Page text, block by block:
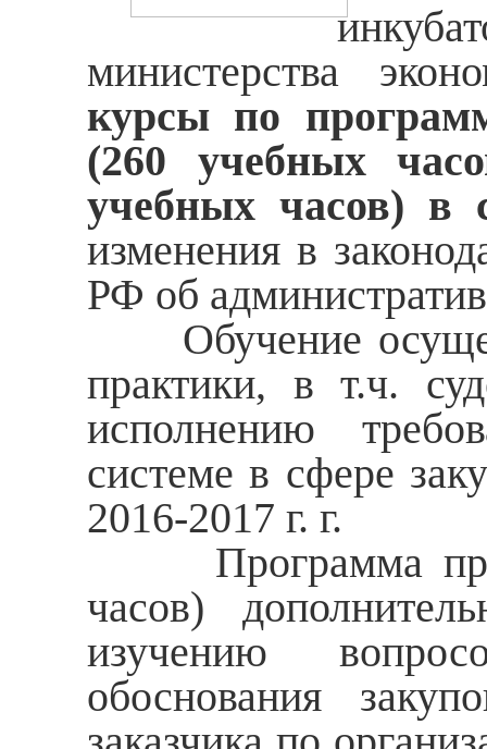
министерства
курсы по
(260 учебных
учебных часов) в
изменения в
РФ об
Обучение
практики, в т.ч.
исполнению
системе в сфере
2016-2017 г. г.
Программа
часов)
изучению
обоснования